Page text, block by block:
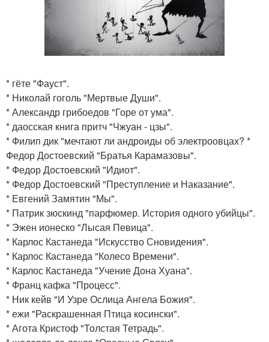
* гёте "Фауст".
* Николай гоголь "Мертвые Души".
* Александр грибоедов "Горе от ума".
* даосская книга притч "Чжуан - цзы".
* Филип дик "мечтают ли андроиды об электроовцах? *
Федор Достоевский "Братья Карамазовы".
* Федор Достоевский "Идиот".
* Федор Достоевский "Преступление и Наказание".
* Евгений Замятин "Мы".
* Патрик зюскинд "парфюмер. История одного убийцы".
* Эжен ионеско "Лысая Певица".
* Карлос Кастанеда "Искусство Сновидения".
* Карлос Кастанеда "Колесо Времени".
* Карлос Кастанеда "Учение Дона Хуана".
* Франц кафка "Процесс".
* Ник кейв "И Узре Ослица Ангела Божия".
* ежи "Раскрашенная Птица косински".
* Агота Кристоф "Толстая Тетрадь".